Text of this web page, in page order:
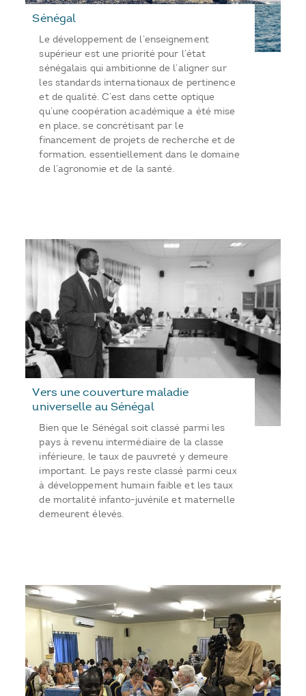
Sénégal
Le développement de l’enseignement
supérieur est une priorité pour l’état
sénégalais qui ambitionne de l’aligner sur
les standards internationaux de pertinence
et de qualité. C’est dans cette optique
qu’une coopération académique a été mise
en place, se concrétisant par le
financement de projets de recherche et de
formation, essentiellement dans le domaine
de l’agronomie et de la santé.
Vers une couverture maladie
universelle au Sénégal
Bien que le Sénégal soit classé parmi les
pays à revenu intermédiaire de la classe
inférieure, le taux de pauvreté y demeure
important. Le pays reste classé parmi ceux
à développement humain faible et les taux
de mortalité infanto-juvénile et maternelle
demeurent élevés.